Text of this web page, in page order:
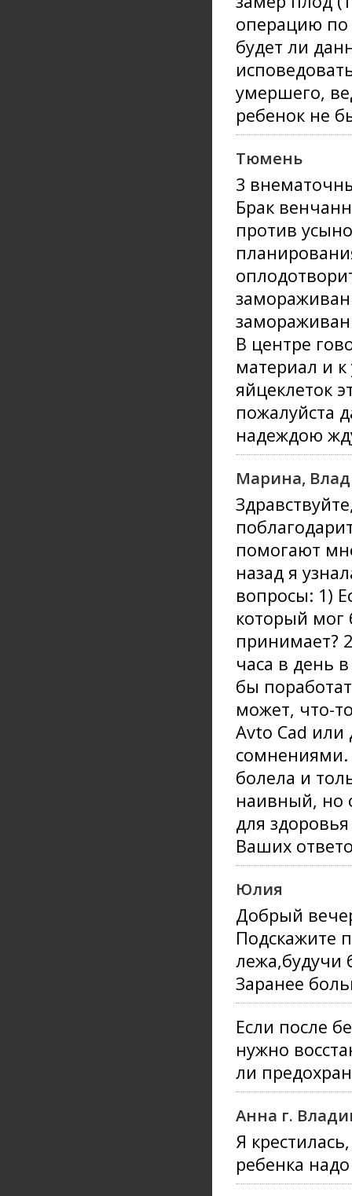
операцию по
будет ли
умершего,
ребенок не
Тюмень
3
Брак
против
В центре
материал и
яйцеклеток
пожалуйста
надеждою
Марина,
помогают
назад я
вопросы: 1)
который мог
принимает?
часа в день
бы
может, что-
Avto Cad или
сомнениями.
болела и
наивный, но
для
Ваших
Юлия
Добрый
Подскажите
лежа,будучи
Заранее
Если после
нужно
ли
Анна г.
Я
ребенка